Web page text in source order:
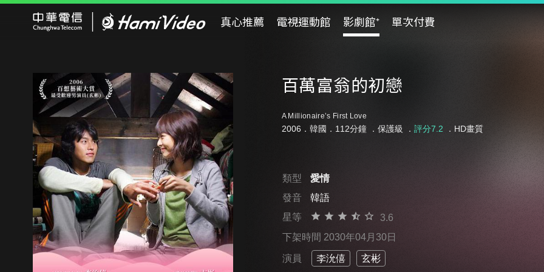
真心推薦 電視運動館 影劇館⁺ 單次付費
百萬富翁的初戀
A Millionaire’s First Love
2006．韓國．112分鐘 ． 保護級 ． 評分7.2 ．HD畫質
類型
愛情
發音
韓語
星等
3.6
下架時間 2030年04月30日
演員 李沇僖 玄彬